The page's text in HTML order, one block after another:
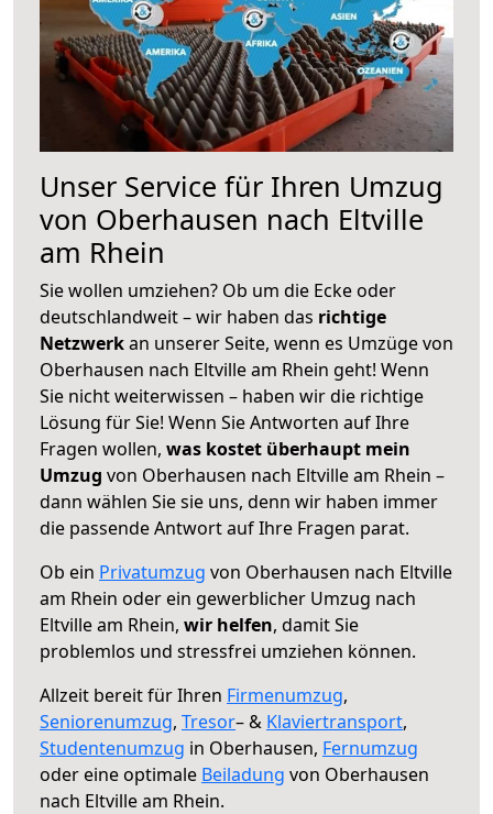
Unser Service für Ihren Umzug
von Oberhausen nach Eltville
am Rhein
Sie wollen umziehen? Ob um die Ecke oder
deutschlandweit – wir haben das richtige
Netzwerkan unserer Seite, wenn es Umzüge von
Oberhausen nach Eltville am Rhein geht! Wenn
Sie nicht weiterwissen – haben wir die richtige
Lösung für Sie! Wenn Sie Antworten auf Ihre
Fragen wollen, was kostet überhaupt mein
Umzug von Oberhausen nach Eltville am Rhein –
dann wählen Sie sie uns, denn wir haben immer
die passende Antwort auf Ihre Fragen parat.
Ob ein Privatumzug von Oberhausen nach Eltville
am Rhein oder ein gewerblicher Umzug nach
Eltville am Rhein, wir helfen, damit Sie
problemlos und stressfrei umziehen können.
Allzeit bereit für Ihren Firmenumzug,
Seniorenumzug, Tresor– & Klaviertransport,
Studentenumzug in Oberhausen, Fernumzug
oder eine optimale Beiladung von Oberhausen
nach Eltville am Rhein.